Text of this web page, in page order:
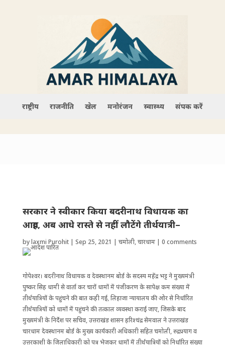
राष्ट्रीय राजनीति खेल मनोरंजन स्वास्थ्य संपर्क करें
सरकार ने स्वीकार किया बदरीनाथ विधायक का
आग्रह, अब आधे रास्ते से नहीं लौटेंगे तीर्थयात्री–
bylaxmi Purohit| Sep 25, 2021 | चमोली,चारधाम| 0 comments
गोपेश्वर। बदरीनाथ विधायक व देवस्थानम बोर्ड के सदस्य महेंद्र भट्ट ने मुख्यमंत्री
पुष्कर सिह धामी से वार्ता कर चारों धामों में पंजीकरण के सापेक्ष कम संख्या में
तीर्थयात्रियों के पहुंचने की बात कही गई, लिहाजा न्यायालय की ओर से निर्धारित
तीर्थयात्रियों को धामों में पहुंचने की तत्काल व्यवस्था कराई जाए, जिसके बाद
मुख्यमंत्री के निर्देश पर सचिव, उत्तराखंड शासन हरिश्चंद्र सेमवाल ने उत्तराखंड
चारधाम देवस्थानम बोर्ड के मुख्य कार्यकारी अधिकारी सहित चमोली, रुद्रप्रयाग व
उत्तरकाशी के जिलाधिकारी को पत्र भेजकर धामों में तीर्थयात्रियों को निर्धारित संख्या